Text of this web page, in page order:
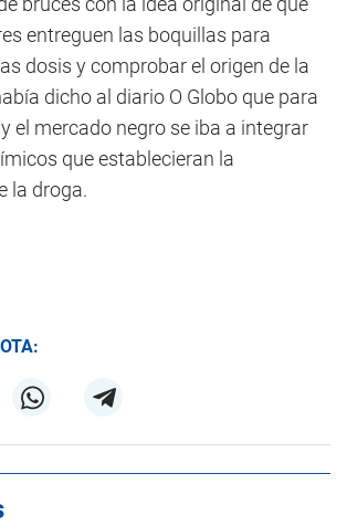
entreguen las boquillas para
dosis y comprobar el origen de la
dicho al diario O Globo que para
el mercado negro se iba a integrar
que establecieran la
la droga.